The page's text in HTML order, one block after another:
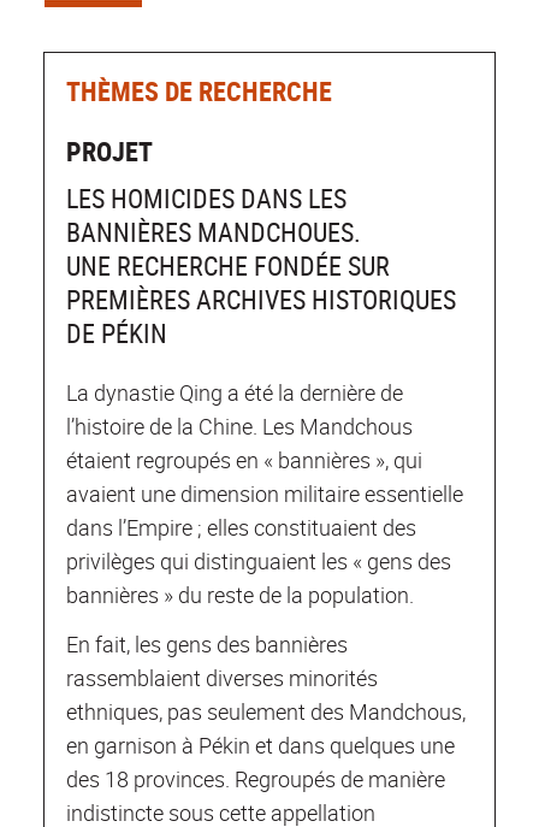
THÈMES DE RECHERCHE
PROJET
LES HOMICIDES DANS LES
BANNIÈRES MANDCHOUES.
UNE RECHERCHE FONDÉE SUR
PREMIÈRES ARCHIVES HISTORIQUES
DE PÉKIN
La dynastie Qing a été la dernière de
l’histoire de la Chine. Les Mandchous
étaient regroupés en « bannières », qui
avaient une dimension militaire essentielle
dans l’Empire ; elles constituaient des
privilèges qui distinguaient les « gens des
bannières » du reste de la population.
En fait, les gens des bannières
rassemblaient diverses minorités
ethniques, pas seulement des Mandchous,
en garnison à Pékin et dans quelques une
des 18 provinces. Regroupés de manière
indistincte sous cette appellation